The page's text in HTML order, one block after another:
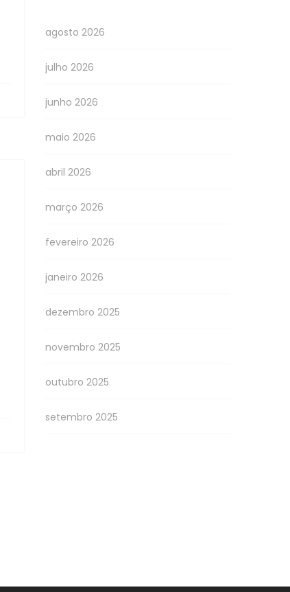
agosto 2026
julho 2026
junho 2026
maio 2026
abril 2026
março 2026
fevereiro 2026
janeiro 2026
dezembro 2025
novembro 2025
outubro 2025
setembro 2025